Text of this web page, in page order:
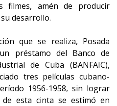
filmes, amén de producir
desarrollo.
que se realiza, Posada
préstamo del Banco de
de Cuba (BANFAIC),
tres películas cubano-
1956-1958, sin lograr
de esta cinta se estimó en